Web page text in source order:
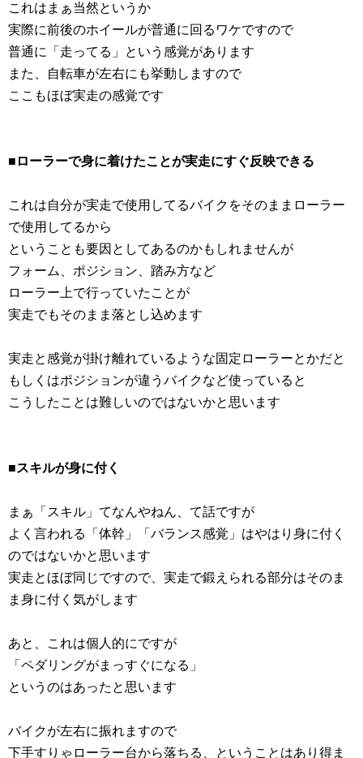
これはまぁ当然というか
実際に前後のホイールが普通に回るワケですので
普通に「走ってる」という感覚があります
また、自転車が左右にも挙動しますので
ここもほぼ実走の感覚です
■ローラーで身に着けたことが実走にすぐ反映できる
これは自分が実走で使用してるバイクをそのままローラー
で使用してるから
ということも要因としてあるのかもしれませんが
フォーム、ポジション、踏み方など
ローラー上で行っていたことが
実走でもそのまま落とし込めます
実走と感覚が掛け離れているような固定ローラーとかだと
もしくはポジションが違うバイクなど使っていると
こうしたことは難しいのではないかと思います
■スキルが身に付く
まぁ「スキル」てなんやねん、て話ですが
よく言われる「体幹」「バランス感覚」はやはり身に付く
のではないかと思います
実走とほぼ同じですので、実走で鍛えられる部分はそのま
ま身に付く気がします
あと、これは個人的にですが
「ペダリングがまっすぐになる」
というのはあったと思います
バイクが左右に振れますので
下手すりゃローラー台から落ちる、ということはあり得ま